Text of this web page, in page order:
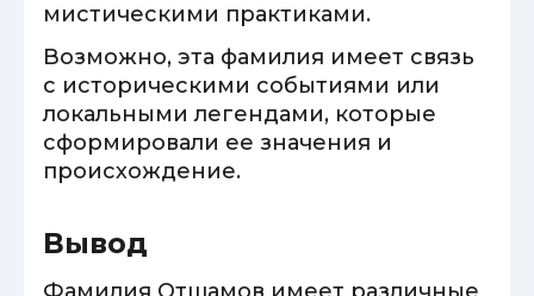
мистическими практиками.
Возможно, эта фамилия имеет связь
с историческими событиями или
локальными легендами, которые
сформировали ее значения и
происхождение.
Вывод